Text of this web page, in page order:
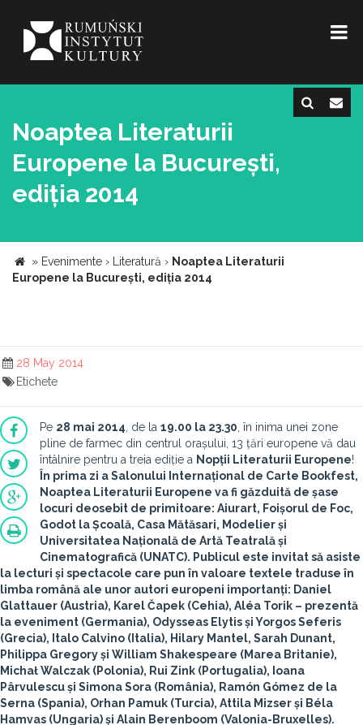
Noaptea Literaturii
Europene la București,
ediția 2014
» Evenimente › Literatură › Noaptea Literaturii
Europene la București, ediția 2014
28 May 2014
Etichete
Pe 28 mai 2014 , de la 19.00 la 23.30 , în inima unei zone
pline de farmec din centrul orașului, 13 țări europene vă dau
întâlnire pentru a treia ediție a Nopții Literaturii Europene!
În prima zi a Salonului Internațional de Carte Bookfest,
Noaptea Literaturii Europene va fi găzduită de șase
locuri deosebit de primitoare: Aiurart, Foișorul de Foc,
Godot la Școală, Casa Mătăsari, Modelier și
Universitatea Națională de Artă Teatrală și
Cinematografică (UNATC). Publicul este invitat să asiste
la lecturi și spectacole care pun în valoare textele traduse în
limba română ale unor autori europeni importanți: Daniel
Glattauer (Austria), Karel Čapek (Cehia), Aléa Torik – prezentă
la eveniment (Germania), Odysseas ElytisșiYorgos Seferis
(Grecia), Italo Calvino (Italia), Hilary Mantel, Sarah Dunant,
Philippa Gregoryși William Shakespeare (Marea Britanie),
Michał Walczak (Polonia), Rui Zink (Portugalia), Ioana
Pârvulescuși Simona Sora (România), Ramón Gómez de la
Serna (Spania), Orhan Pamuk (Turcia), Attila Mizserși Béla
Hamvas (Ungaria) și Alain Berenboom (Valonia-Bruxelles).